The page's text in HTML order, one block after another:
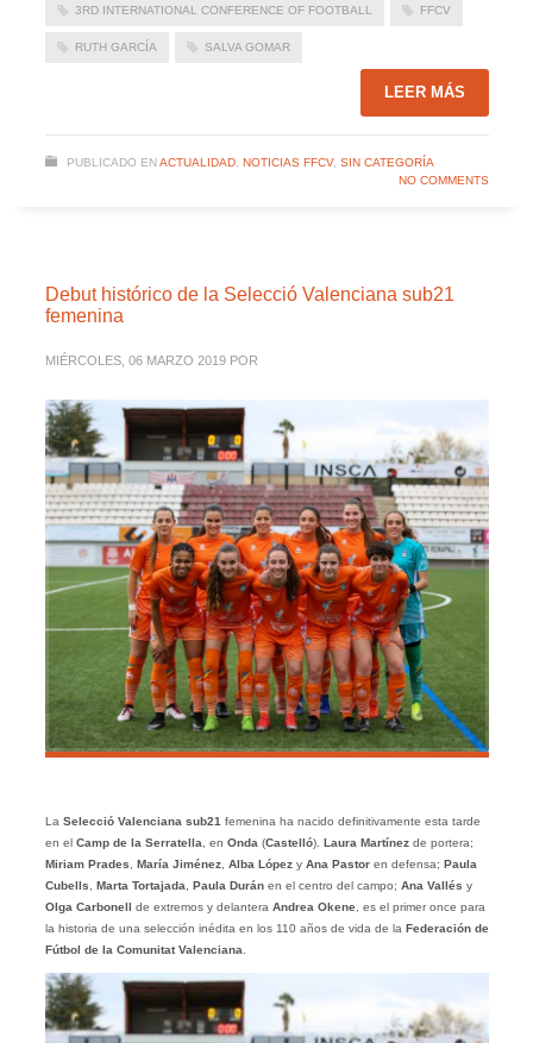
3RD INTERNATIONAL CONFERENCE OF FOOTBALL FFCV
RUTH GARCÍA SALVA GOMAR
LEER MÁS
PUBLICADO EN ACTUALIDAD, NOTICIAS FFCV, SIN CATEGORÍA
NO COMMENTS
Debut histórico de la Selecció Valenciana sub21
femenina
MIÉRCOLES, 06 MARZO 2019 POR
La Selecció Valenciana sub21 femenina ha nacido definitivamente esta tarde
en el Camp de la Serratella , en Onda (Castelló). Laura Martínezde portera;
Miriam Prades
María Jiménez, Alba Lópezy Ana Pastoren defensa; Paula
Cubells
Marta Tortajada Paula Duránen el centro del campo; Ana Vallés y
Olga Carbonell de extremos y delantera Andrea Okene, es el primer once para
la historia de una selección inédita en los 110 años de vida de la Federación de
Fútbol de la Comunitat Valenciana